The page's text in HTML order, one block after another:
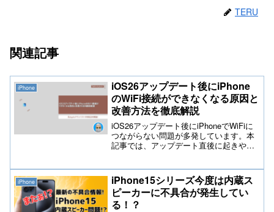
TERU
関連記事
iPhone
iOS26アップデート後にiPhone
のWiFi接続ができなくなる原因と
改善方法を徹底解説
iOS26アップデート後にiPhoneでWiFiに
つながらない問題が多発しています。本
記事では、アップデート直後に起きやす
再起動やネットワーク設定リセットなど
の実践的な改善ステップを初心者にも分
かりやすく徹底解説します。
iPhone
iPhone15シリーズ今度は内蔵ス
ピーカーに不具合が発生してい
る！？